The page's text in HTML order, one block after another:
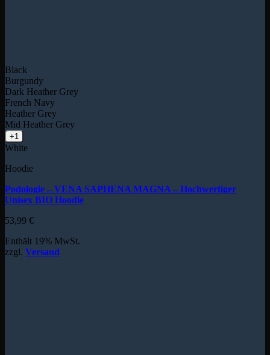
Black
Burgundy
Dark Heather Grey
French Navy
Heather Grey
Mid Heather Grey
+1
White
Hoodie
Podologie – VENA SAPHENA MAGNA – Hochwertiger
Unisex BIO Hoodie
53,99 €
Enthält 19% MwSt.
zzgl. Versand